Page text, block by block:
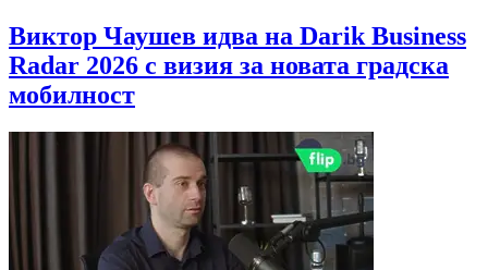
Виктор Чаушев идва на Darik Business
Radar 2026 с визия за новата градска
мобилност